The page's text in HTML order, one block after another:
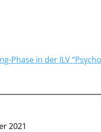
Phase in der ILV
2021